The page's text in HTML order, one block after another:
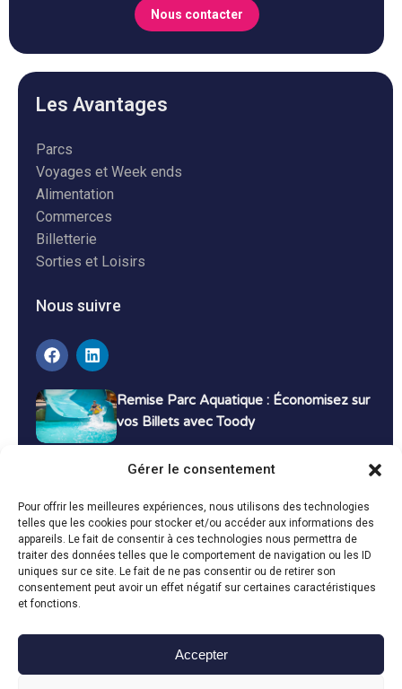
Gérer le consentement
Pour offrir les meilleures expériences, nous utilisons des technologies
telles que les cookies pour stocker et/ou accéder aux informations des
appareils. Le fait de consentir à ces technologies nous permettra de
traiter des données telles que le comportement de navigation ou les ID
uniques sur ce site. Le fait de ne pas consentir ou de retirer son
consentement peut avoir un effet négatif sur certaines caractéristiques
et fonctions.
Accepter
Nous contacter
Les Avantages
Parcs
Voyages et Week ends
Alimentation
Commerces
Billetterie
Sorties et Loisirs
Nous suivre
Remise Parc Aquatique : Économisez sur
vos Billets avec Toody
Bons Plans Voyage : Économisez sur vos
Vacances avec Toody
13 décembre 2024 Bon plans
Toody © 2024